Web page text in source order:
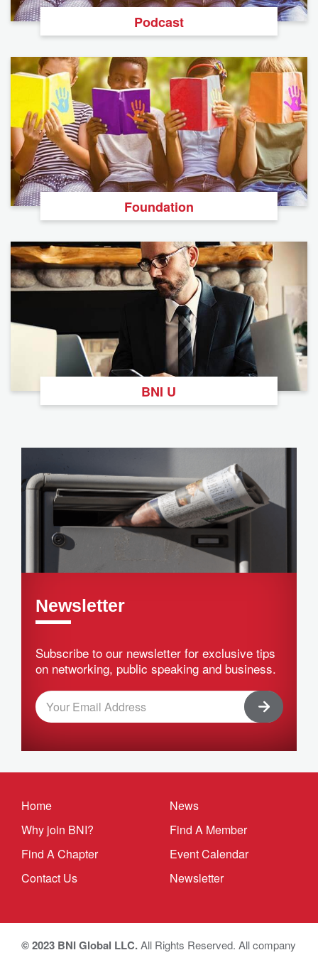
Podcast
Foundation
BNI U
Newsletter
Subscribe to our newsletter for exclusive tips
on networking, public speaking and business.
Home
Why join BNI?
Find A Chapter
Contact Us
News
Find A Member
Event Calendar
Newsletter
© 2023 BNI Global LLC.All Rights Reserved. All company